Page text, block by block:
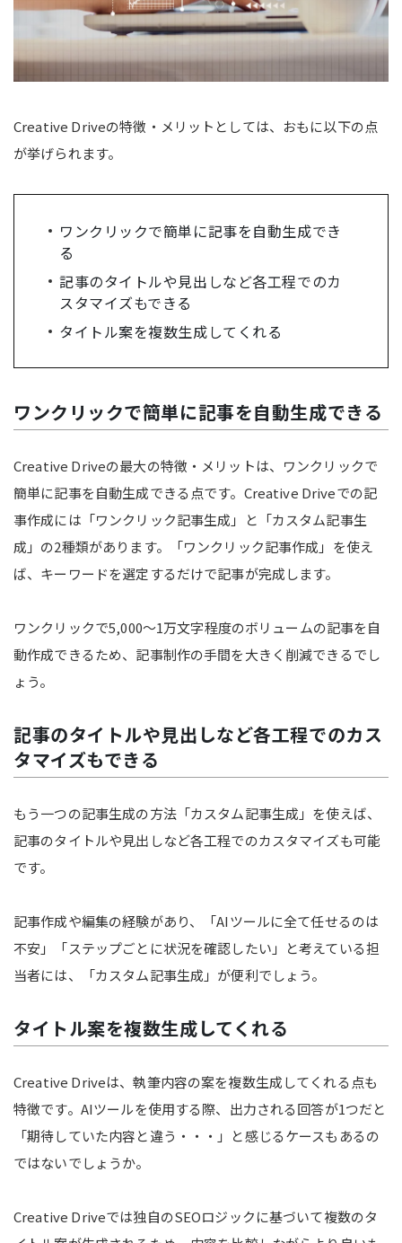
Creative Driveの特徴・メリットとしては、おもに以下の点
が挙げられます。
ワンクリックで簡単に記事を自動生成でき
る
記事のタイトルや見出しなど各工程でのカ
スタマイズもできる
タイトル案を複数生成してくれる
ワンクリックで簡単に記事を自動生成できる
Creative Driveの最大の特徴・メリットは、ワンクリックで
簡単に記事を自動生成できる点です。Creative Driveでの記
事作成には「ワンクリック記事生成」と「カスタム記事生
成」の2種類があります。「ワンクリック記事作成」を使え
ば、キーワードを選定するだけで記事が完成します。
ワンクリックで5,000〜1万文字程度のボリュームの記事を自
動作成できるため、記事制作の手間を大きく削減できるでし
ょう。
記事のタイトルや見出しなど各工程でのカス
タマイズもできる
もう一つの記事生成の方法「カスタム記事生成」を使えば、
記事のタイトルや見出しなど各工程でのカスタマイズも可能
です。
記事作成や編集の経験があり、「AIツールに全て任せるのは
不安」「ステップごとに状況を確認したい」と考えている担
当者には、「カスタム記事生成」が便利でしょう。
タイトル案を複数生成してくれる
Creative Driveは、執筆内容の案を複数生成してくれる点も
特徴です。AIツールを使用する際、出力される回答が1つだと
「期待していた内容と違う・・・」と感じるケースもあるの
ではないでしょうか。
Creative Driveでは独自のSEOロジックに基づいて複数のタ